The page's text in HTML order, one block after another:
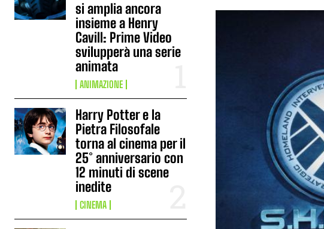
si amplia ancora
insieme a Henry
Cavill: Prime Video
svilupperà una serie
animata
ANIMAZIONE
Harry Potter e la
Pietra Filosofale
torna al cinema per il
25° anniversario con
12 minuti di scene
inedite
CINEMA